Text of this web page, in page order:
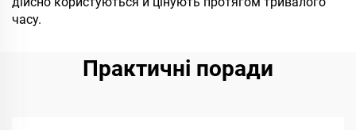
часу.
Практичні поради